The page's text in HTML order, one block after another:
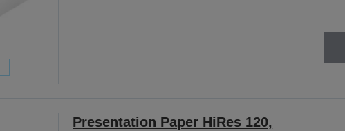
Presentation Paper HiRes 120,